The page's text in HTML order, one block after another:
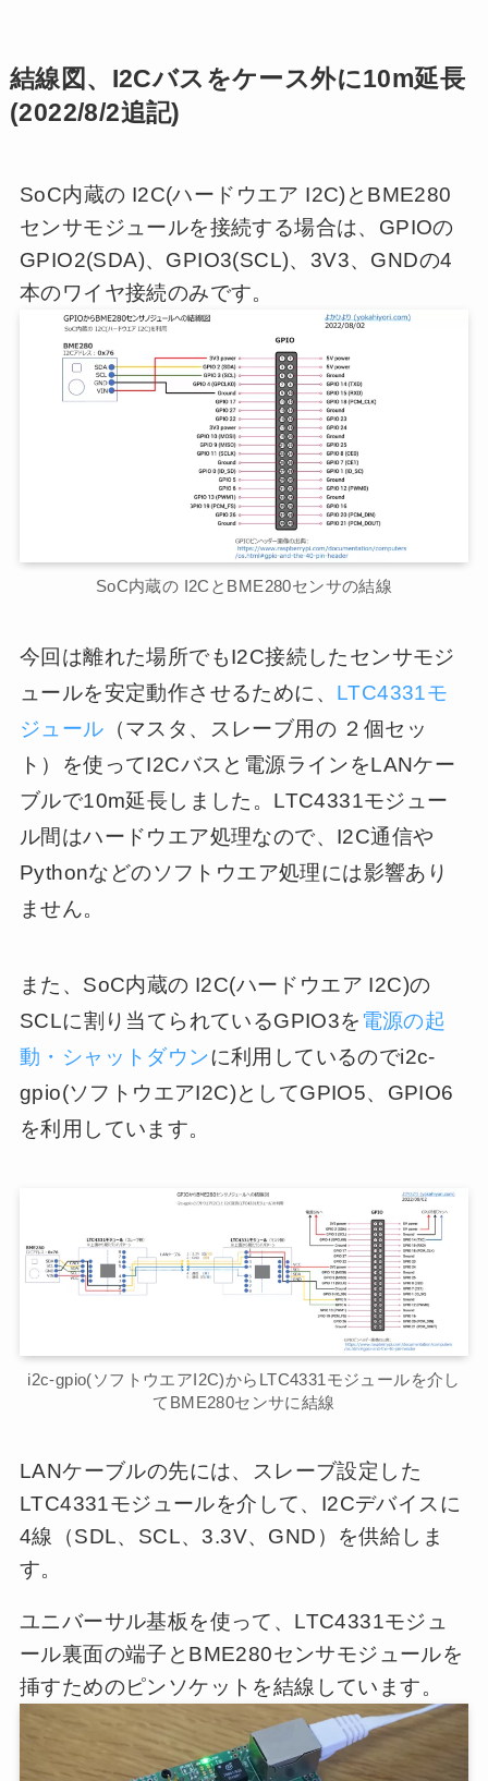
結線図、I2Cバスをケース外に10m延長
(2022/8/2追記)
SoC内蔵の I2C(ハードウエア I2C)とBME280
センサモジュールを接続する場合は、GPIOの
GPIO2(SDA)、GPIO3(SCL)、3V3、GNDの4
本のワイヤ接続のみです。
SoC内蔵の I2CとBME280センサの結線
今回は離れた場所でもI2C接続したセンサモジ
ュールを安定動作させるために、 LTC4331モ
ジュール （マスタ、スレーブ用の ２個セッ
ト）を使ってI2Cバスと電源ラインをLANケー
ブルで10m延長しました。LTC4331モジュー
ル間はハードウエア処理なので、I2C通信や
Pythonなどのソフトウエア処理には影響あり
ません。
また、SoC内蔵の I2C(ハードウエア I2C)の
SCLに割り当てられているGPIO3を 電源の起
動・シャットダウンに利用しているのでi2c-
gpio(ソフトウエアI2C)としてGPIO5、GPIO6
を利用しています。
i2c-gpio(ソフトウエアI2C)からLTC4331モジュールを介し
てBME280センサに結線
LANケーブルの先には、スレーブ設定した
LTC4331モジュールを介して、I2Cデバイスに
4線（SDL、SCL、3.3V、GND）を供給しま
す。
ユニバーサル基板を使って、LTC4331モジュ
ール裏面の端子とBME280センサモジュールを
挿すためのピンソケットを結線しています。